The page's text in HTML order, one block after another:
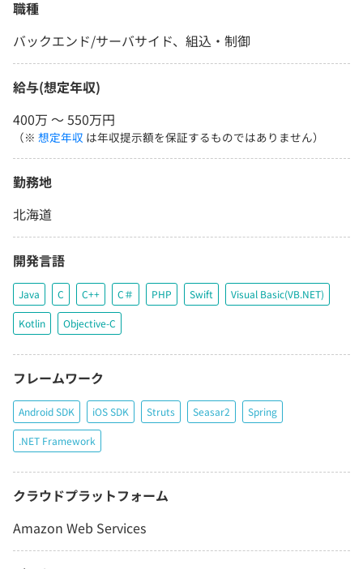
職種
バックエンド/サーバサイド、組込・制御
給与(想定年収)
400万 〜 550万円
（※ 想定年収 は年収提示額を保証するものではありません）
勤務地
北海道
開発言語
Java C C++ C＃ PHP Swift Visual Basic(VB.NET)
Kotlin Objective-C
フレームワーク
Android SDK iOS SDK Struts Seasar2 Spring
.NET Framework
クラウドプラットフォーム
Amazon Web Services